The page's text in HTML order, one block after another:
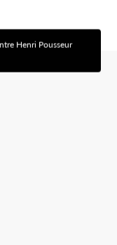
Henri Pousseur